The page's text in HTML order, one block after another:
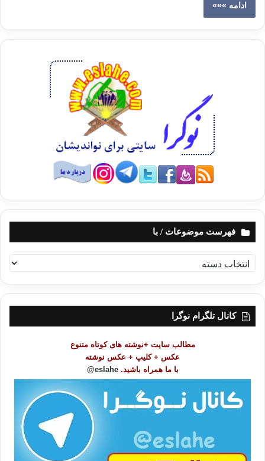
ادامه »»»
فهرست موضوعات / با
ه
ر
کانال تلگرام نوگرا
مطالب سایت +نوشته های کوتاه متنوع
عکس + کلیپ + عکس نوشته
با ما همراه باشید. eslahe@